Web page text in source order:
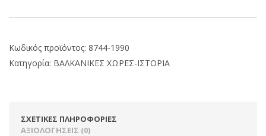
Κωδικός προϊόντος: 8744-1990
Κατηγορία: ΒΑΛΚΑΝΙΚΕΣ ΧΩΡΕΣ-ΙΣΤΟΡΙΑ
ΣΧΕΤΙΚΈΣ ΠΛΗΡΟΦΟΡΊΕΣ
ΑΞΙΟΛΟΓΉΣΕΙΣ (0)